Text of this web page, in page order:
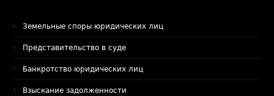
Земельные споры юридических лиц
Представительство в суде
Банкротство юридических лиц
Взыскание задолженности